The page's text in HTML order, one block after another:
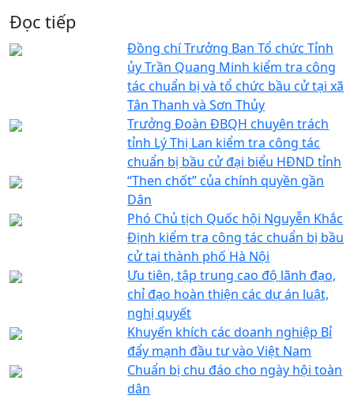
Đọc tiếp
Đồng chí Trưởng Ban Tổ chức Tỉnh
ủy Trần Quang Minh kiểm tra công
tác chuẩn bị và tổ chức bầu cử tại xã
Tân Thanh và Sơn Thủy
Trưởng Đoàn ĐBQH chuyên trách
tỉnh Lý Thị Lan kiểm tra công tác
chuẩn bị bầu cử đại biểu HĐND tỉnh
“Then chốt” của chính quyền gần
Dân
Phó Chủ tịch Quốc hội Nguyễn Khắc
Định kiểm tra công tác chuẩn bị bầu
cử tại thành phố Hà Nội
Ưu tiên, tập trung cao độ lãnh đạo,
chỉ đạo hoàn thiện các dự án luật,
nghị quyết
Khuyến khích các doanh nghiệp Bỉ
đẩy mạnh đầu tư vào Việt Nam
Chuẩn bị chu đáo cho ngày hội toàn
dân